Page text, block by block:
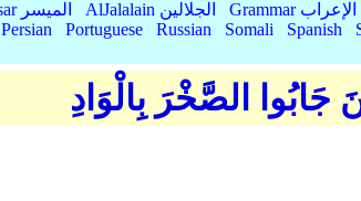
AlMuyassar الميسر AlJalalain الجلالين Grammar الإعراب
Persian Portuguese Russian Somali Spanish
جَابُوا الصَّخْرَ بِالْوَادِ